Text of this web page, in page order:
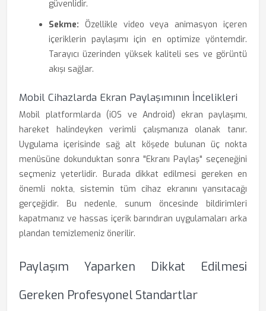
güvenlidir.
Sekme: Özellikle video veya animasyon içeren
içeriklerin paylaşımı için en optimize yöntemdir.
Tarayıcı üzerinden yüksek kaliteli ses ve görüntü
akışı sağlar.
Mobil Cihazlarda Ekran Paylaşımının İncelikleri
Mobil platformlarda (iOS ve Android) ekran paylaşımı,
hareket halindeyken verimli çalışmanıza olanak tanır.
Uygulama içerisinde sağ alt köşede bulunan üç nokta
menüsüne dokunduktan sonra "Ekranı Paylaş" seçeneğini
seçmeniz yeterlidir. Burada dikkat edilmesi gereken en
önemli nokta, sistemin tüm cihaz ekranını yansıtacağı
gerçeğidir. Bu nedenle, sunum öncesinde bildirimleri
kapatmanız ve hassas içerik barındıran uygulamaları arka
plandan temizlemeniz önerilir.
Paylaşım Yaparken Dikkat Edilmesi
Gereken Profesyonel Standartlar